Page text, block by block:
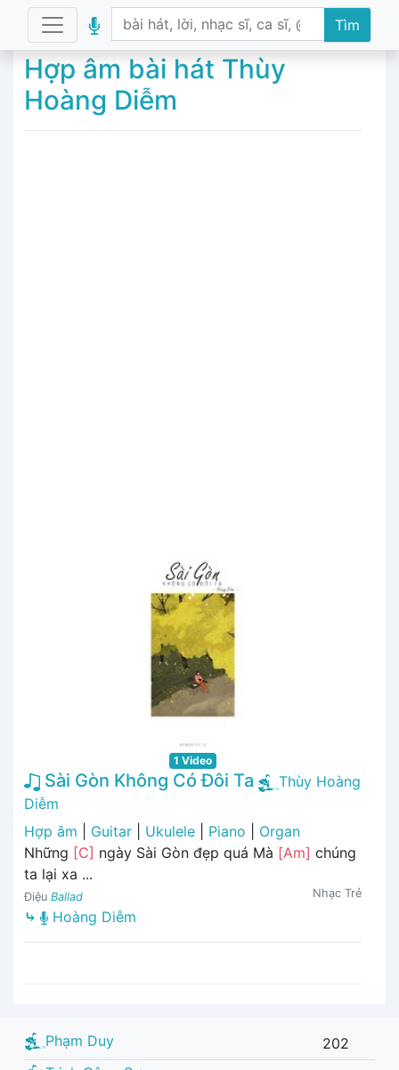
Tìm
Hợp âm bài hát Thùy
Hoàng Diễm
1 Video
Sài Gòn Không Có Đôi Ta
Thùy Hoàng
Diễm
Hợp âm
Guitar Ukulele Piano
Organ
Những [C] ngày Sài Gòn đẹp quá Mà [Am] chúng
ta lại xa ...
Điệu Ballad Nhạc Trẻ
⤷ Hoàng Diễm
Phạm Duy
202